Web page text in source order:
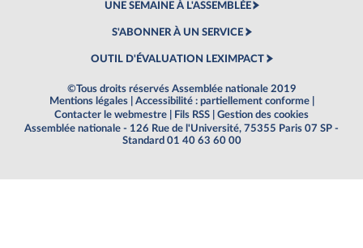
UNE SEMAINE À L'ASSEMBLÉE
S'ABONNER À UN SERVICE
OUTIL D'ÉVALUATION LEXIMPACT
©Tous droits réservés Assemblée nationale 2019
Mentions légales
Accessibilité : partiellement conforme
Contacter le webmestre
Fils RSS
Gestion des cookies
Assemblée nationale - 126 Rue de l'Université, 75355 Paris 07 SP -
Standard 01 40 63 60 00